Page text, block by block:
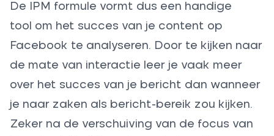
De IPM formule vormt dus een handige
tool om het succes van je content op
Facebook te analyseren. Door te kijken naar
de mate van interactie leer je vaak meer
over het succes van je bericht dan wanneer
je naar zaken als bericht-bereik zou kijken.
Zeker na de verschuiving van de focus van